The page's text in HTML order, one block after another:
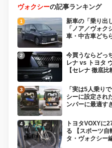
ヴォクシーの記事ランキング
新車の「乗り出
「ノア／ヴォ
車・中古車どち
今買うならどっ
レナ vs トヨタ
【セレナ 徹底比
「実は5人乗り
シーに設定され
ンパーに最適す
トヨタVOXYに
る 【スポーツ自
タ・ヴォクシー編